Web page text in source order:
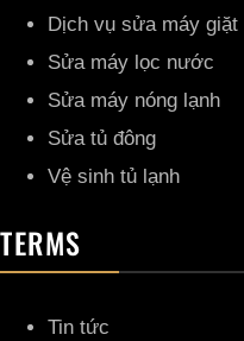
Dịch vụ sửa máy giặt
Sửa máy lọc nước
Sửa máy nóng lạnh
Sửa tủ đông
Vệ sinh tủ lạnh
TERMS
Tin tức